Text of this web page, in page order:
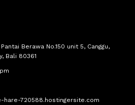
Pantai Berawa No.150 unit 5, Canggu,
Bali 80361
720588.hostingersite.com